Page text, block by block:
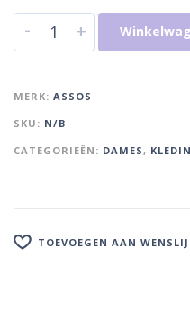
- +
MERK: ASSOS
SKU: N/B
CATEGORIEËN: DAMES ,
TOEVOEGEN AAN